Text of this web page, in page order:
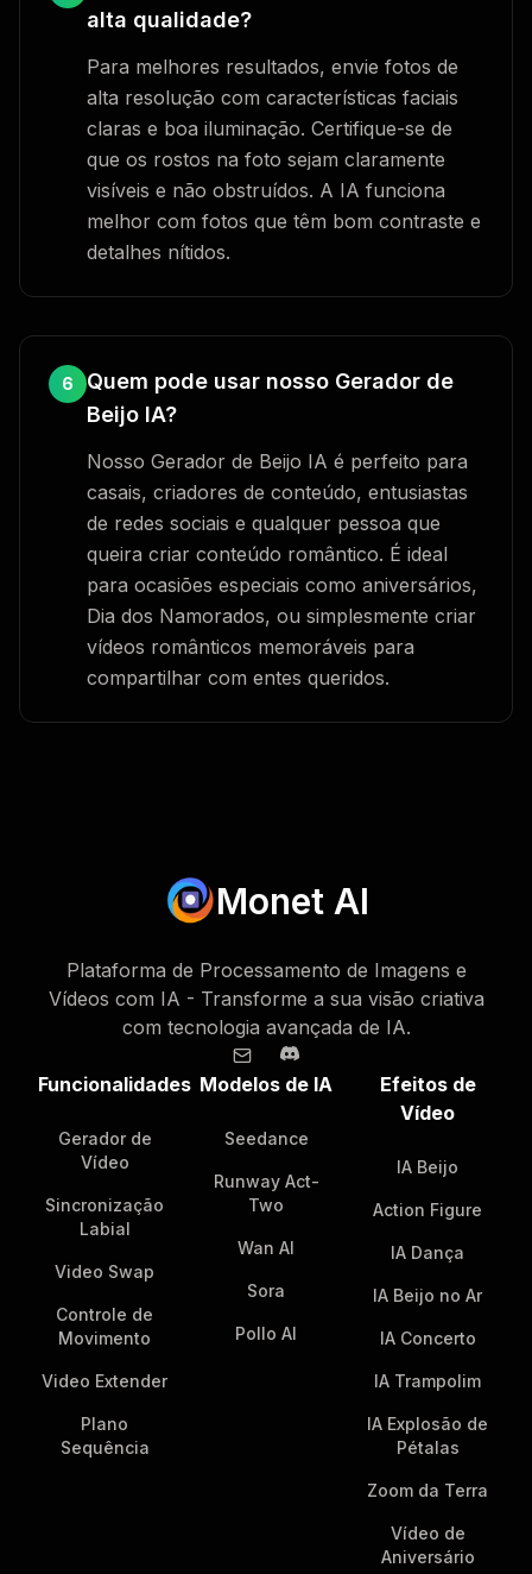
alta qualidade?
Para melhores resultados, envie fotos de
alta resolução com características faciais
claras e boa iluminação. Certifique-se de
que os rostos na foto sejam claramente
visíveis e não obstruídos. A IA funciona
melhor com fotos que têm bom contraste e
detalhes nítidos.
6
Quem pode usar nosso Gerador de
Beijo IA?
Nosso Gerador de Beijo IA é perfeito para
casais, criadores de conteúdo, entusiastas
de redes sociais e qualquer pessoa que
queira criar conteúdo romântico. É ideal
para ocasiões especiais como aniversários,
Dia dos Namorados, ou simplesmente criar
vídeos românticos memoráveis para
compartilhar com entes queridos.
Monet AI
Plataforma de Processamento de Imagens e
Vídeos com IA - Transforme a sua visão criativa
com tecnologia avançada de IA.
Funcionalidades
Gerador de
Vídeo
Sincronização
Labial
Video Swap
Controle de
Movimento
Video Extender
Plano
Sequência
Modelos de IA
Seedance
Runway Act-
Two
Wan AI
Sora
Pollo AI
Efeitos de
Vídeo
IA Beijo
Action Figure
IA Dança
IA Beijo no Ar
IA Concerto
IA Trampolim
IA Explosão de
Pétalas
Zoom da Terra
Vídeo de
Aniversário